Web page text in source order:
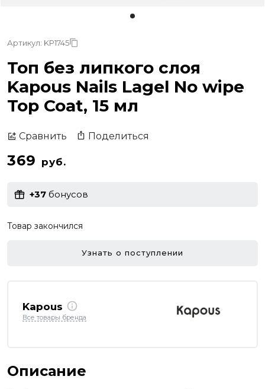
Артикул: KP1745
Топ без липкого слоя
Kapous Nails Lagel No wipe
Top Coat, 15 мл
Сравнить Поделиться
369 руб.
+37 бонусов
Товар закончился
Узнать о поступлении
Kapous
Все товары бренда
Описание